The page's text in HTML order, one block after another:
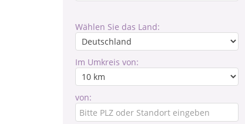
Wählen Sie das Land:
Im Umkreis von:
von: